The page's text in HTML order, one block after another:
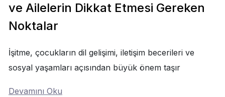
ve Ailelerin Dikkat Etmesi Gereken
Noktalar
İşitme, çocukların dil gelişimi, iletişim becerileri ve
sosyal yaşamları açısından büyük önem taşır
Devamını Oku